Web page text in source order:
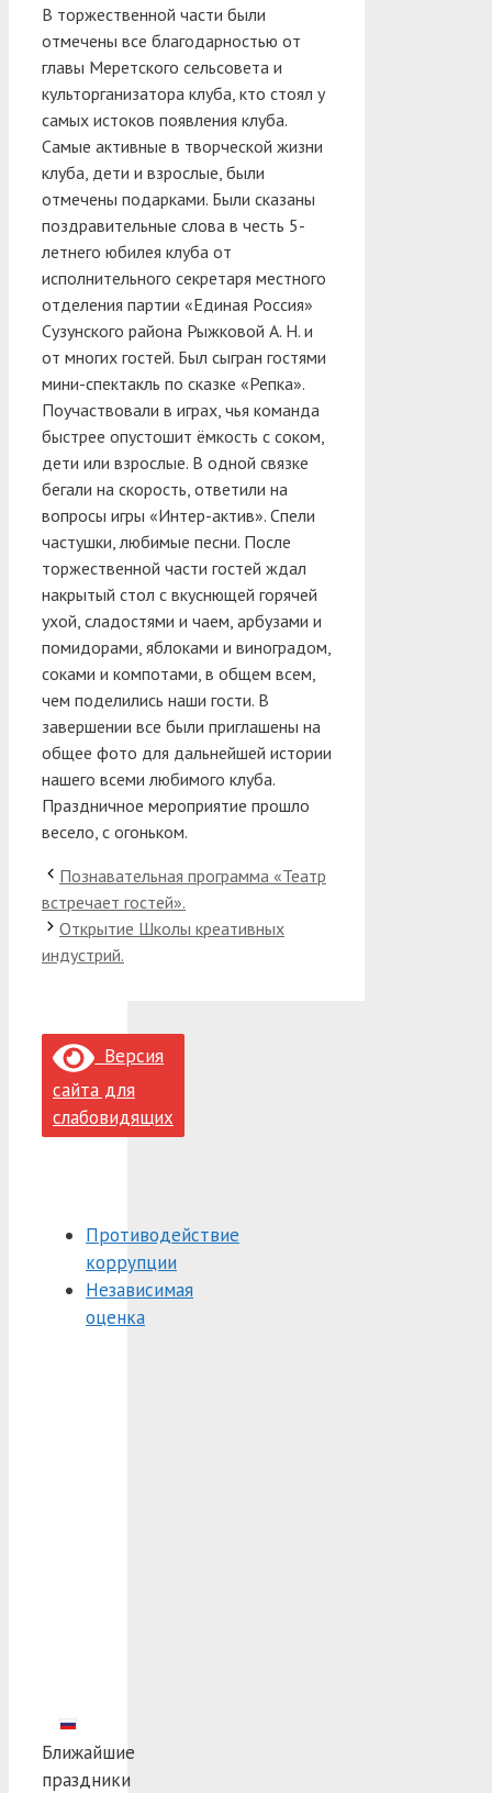
В торжественной части были
отмечены все благодарностью от
главы Меретского сельсовета и
культорганизатора клуба, кто стоял у
самых истоков появления клуба.
Самые активные в творческой жизни
клуба, дети и взрослые, были
отмечены подарками. Были сказаны
поздравительные слова в честь 5-
летнего юбилея клуба от
исполнительного секретаря местного
отделения партии «Единая Россия»
Сузунского района Рыжковой А. Н. и
от многих гостей. Был сыгран гостями
мини-спектакль по сказке «Репка».
Поучаствовали в играх, чья команда
быстрее опустошит ёмкость с соком,
дети или взрослые. В одной связке
бегали на скорость, ответили на
вопросы игры «Интер-актив». Спели
частушки, любимые песни. После
торжественной части гостей ждал
накрытый стол с вкуснющей горячей
ухой, сладостями и чаем, арбузами и
помидорами, яблоками и виноградом,
соками и компотами, в общем всем,
чем поделились наши гости. В
завершении все были приглашены на
общее фото для дальнейшей истории
нашего всеми любимого клуба.
Праздничное мероприятие прошло
весело, с огоньком.
Познавательная программа «Театр
встречает гостей».
Открытие Школы креативных
индустрий.
Версия
сайта для
слабовидящих
Противодействие
коррупции
Независимая
оценка
Ближайшие
праздники